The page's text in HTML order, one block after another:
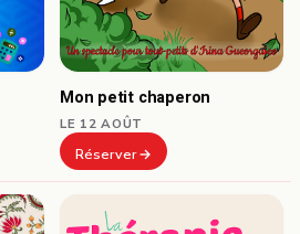
Mon petit chaperon
LE 12 AOÛT
Réserver